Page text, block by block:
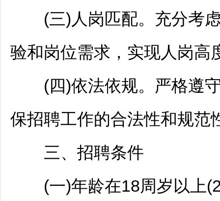
(三)人岗匹配。充分考
验和岗位需求，实现人岗高
(四)依法依规。严格遵守
保招聘工作的合法性和规范
三、 招聘条件
(一)年龄在18周岁以上